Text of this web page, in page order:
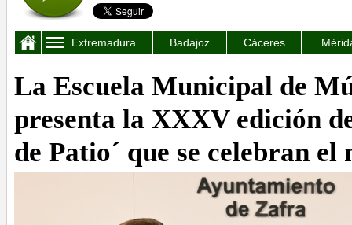
Extremadura Badajoz Cáceres
La Escuela Municipal de
presenta la XXXV edición
de Patio´ que se celebran el